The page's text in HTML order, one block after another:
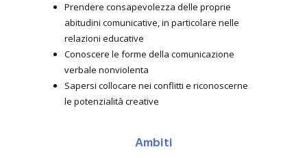
Prendere consapevolezza delle proprie
abitudini comunicative, in particolare nelle
relazioni educative
Conoscere le forme della comunicazione
verbale nonviolenta
Sapersi collocare nei conflitti e riconoscerne
le potenzialità creative
Ambiti